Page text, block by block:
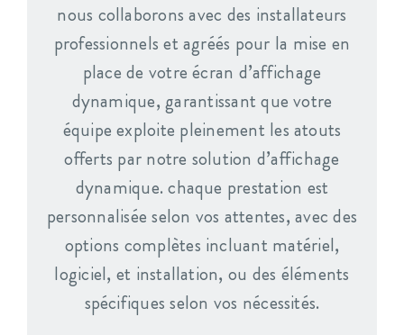
nous collaborons avec des installateurs
professionnels et agréés pour la mise en
place de votre écran d’affichage
dynamique, garantissant que votre
équipe exploite pleinement les atouts
offerts par notre solution d’affichage
dynamique. chaque prestation est
personnalisée selon vos attentes, avec des
options complètes incluant matériel,
logiciel, et installation, ou des éléments
spécifiques selon vos nécessités.